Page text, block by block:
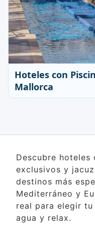
Hoteles con
Mallorca
Descubre
exclusivos y
destinos más
Mediterráneo y
real para elegir
agua y relax.